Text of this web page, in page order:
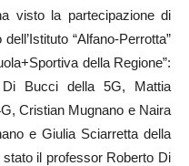
visto la partecipazione di
“Alfano-Perrotta”
della Regione”:
Bucci della 5G, Mattia
Cristian Mugnano e Naira
e Giulia Sciarretta della
il professor Roberto Di